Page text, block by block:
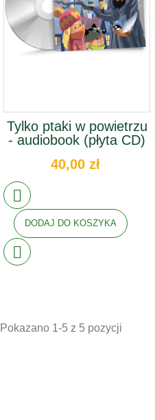
Tylko ptaki w powietrzu
- audiobook (płyta CD)
40,00 zł
DODAJ DO KOSZYKA
Pokazano 1-5 z 5 pozycji